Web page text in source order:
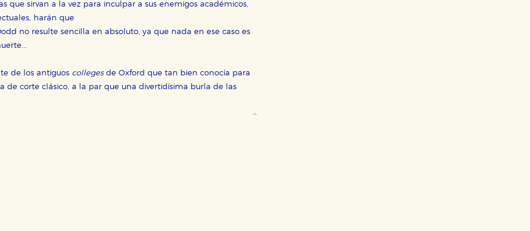
que sirvan a la vez para inculpar a sus enemigos académicos,
harán que
no resulte sencilla en absoluto, ya que nada en ese caso es
de los antiguos collegesde Oxford que tan bien conocía para
de corte clásico, a la par que una divertidísima burla de las
que nuestro sitio web funcione y no es posible deshabilitarlas desde nuestro sistema. Es posible
ese caso es posible que algunas áreas de nuestra web dejen de funcionar correctamente.
no tenga que reconfigurarlos cada vez que nos visita. La información es agregada y, por lo
nuestros socios publicitarios y se utilizan para mostrar publicidad relevante para sus intereses en
información personal sino que se basan en la identificación única de su navegador y